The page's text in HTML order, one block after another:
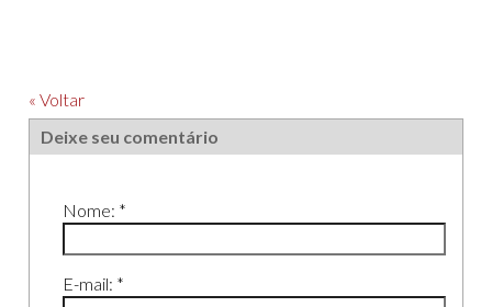
« Voltar
Deixe seu comentário
Nome: *
E-mail: *